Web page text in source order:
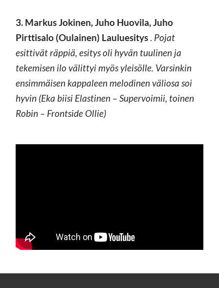
3. Markus Jokinen, Juho Huovila, Juho
Pirttisalo (Oulainen) Lauluesitys . Pojat
esittivät räppiä, esitys oli hyvän tuulinen ja
tekemisen ilo välittyi myös yleisölle. Varsinkin
ensimmäisen kappaleen melodinen väliosa soi
hyvin (Eka biisi Elastinen – Supervoimii, toinen
Robin – Frontside Ollie)